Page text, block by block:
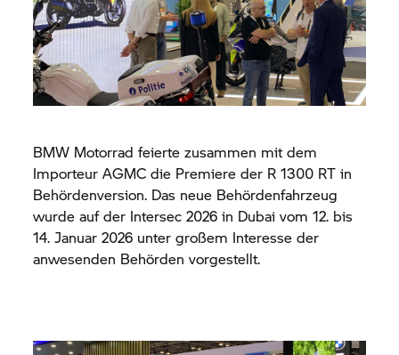
BMW Motorrad feierte zusammen mit dem
Importeur AGMC die Premiere der R 1300 RT in
Behördenversion. Das neue Behördenfahrzeug
wurde auf der Intersec 2026 in Dubai vom 12. bis
14. Januar 2026 unter großem Interesse der
anwesenden Behörden vorgestellt.